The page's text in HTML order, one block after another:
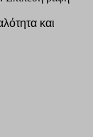
και